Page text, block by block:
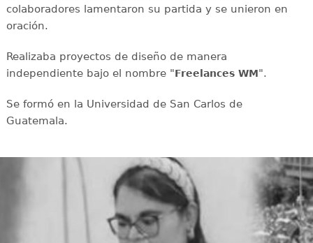
colaboradores lamentaron su partida y se unieron en
oración.
Realizaba proyectos de diseño de manera
independiente bajo el nombre "Freelances WM".
Se formó en la Universidad de San Carlos de
Guatemala.